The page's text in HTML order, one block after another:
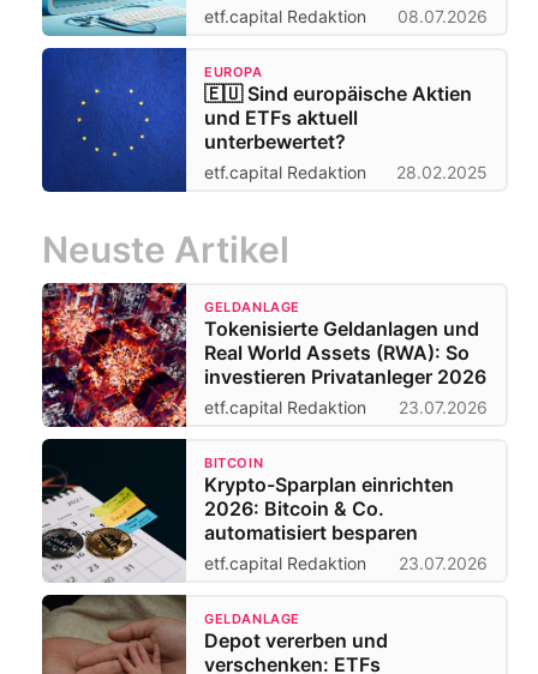
etf.capital Redaktion 08.07.2026
EUROPA
🇪🇺 Sind europäische Aktien
und ETFs aktuell
unterbewertet?
etf.capital Redaktion 28.02.2025
Neuste Artikel
GELDANLAGE
Tokenisierte Geldanlagen und
Real World Assets (RWA): So
investieren Privatanleger 2026
etf.capital Redaktion 23.07.2026
BITCOIN
Krypto-Sparplan einrichten
2026: Bitcoin & Co.
automatisiert besparen
etf.capital Redaktion 23.07.2026
GELDANLAGE
Depot vererben und
verschenken: ETFs